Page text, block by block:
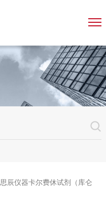
思辰仪器卡尔费休试剂（库仑